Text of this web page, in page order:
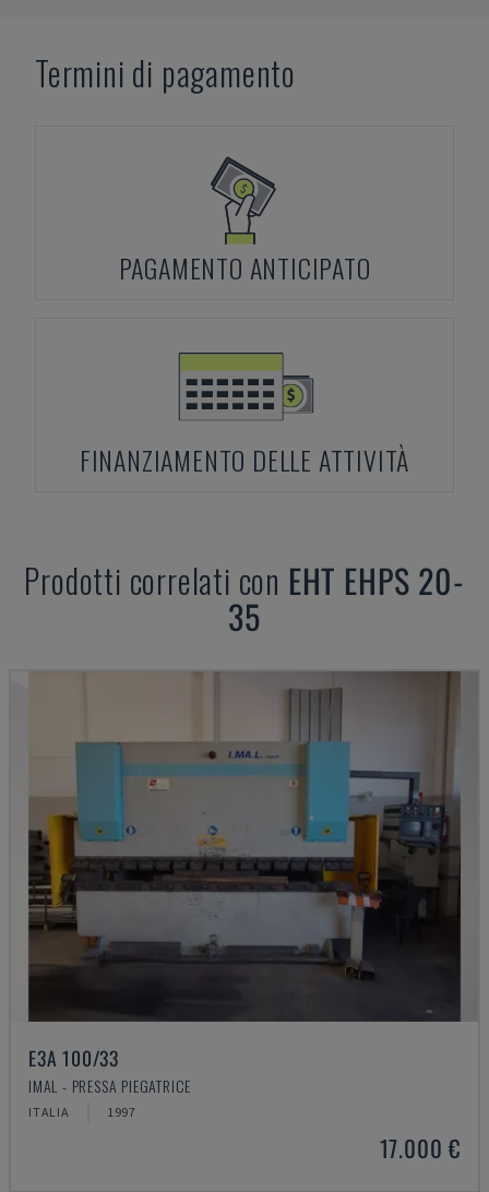
Termini di pagamento
PAGAMENTO ANTICIPATO
FINANZIAMENTO DELLE ATTIVITÀ
Prodotti correlati con EHT EHPS 20-
35
E3A 100/33
IMAL - PRESSA PIEGATRICE
ITALIA 1997
17.000 €